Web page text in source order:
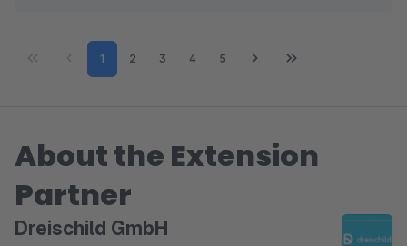
Page
1 Page
2 Page
3 Page
4 Page
5
About the Extension
Partner
Dreischild GmbH